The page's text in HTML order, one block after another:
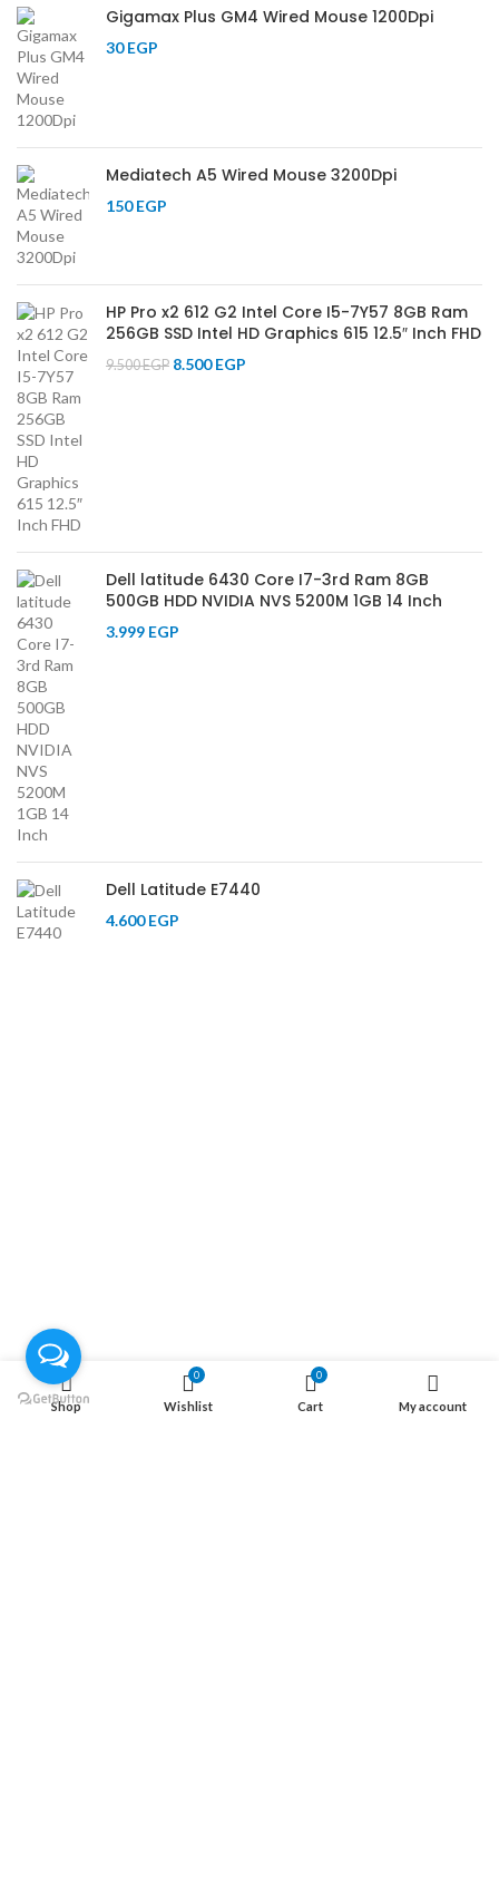
Gigamax Plus GM4 Wired Mouse 1200Dpi
30EGP
Mediatech A5 Wired Mouse 3200Dpi
150EGP
HP Pro x2 612 G2 Intel Core I5-7Y57 8GB Ram
256GB SSD Intel HD Graphics 615 12.5″ Inch FHD
9.500EGP 8.500EGP
Dell latitude 6430 Core I7-3rd Ram 8GB
500GB HDD NVIDIA NVS 5200M 1GB 14 Inch
3.999 EGP
Dell Latitude E7440
4.600EGP
Phone: (012) 815-81814
Shop
0
Wishlist
0
Cart My account